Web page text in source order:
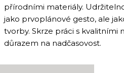
přírodními materiály.
jako prvoplánové gesto, ale
tvorby. Skrze práci s kvalitními
důrazem na nadčasovost.